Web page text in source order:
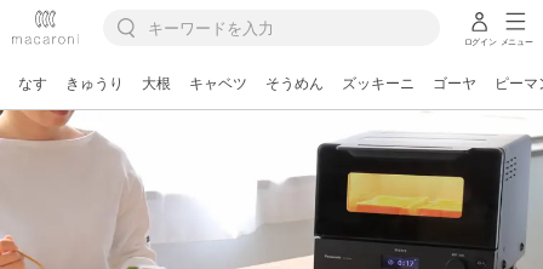
ログイン メニュー
なす きゅうり 大根 キャベツ そうめん ズッキーニ ゴーヤ ピーマ